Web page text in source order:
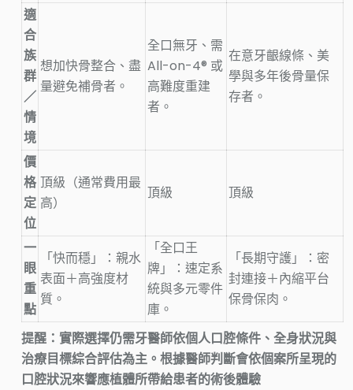
提醒：實際選擇仍需牙醫師依個人口腔條件、全身狀況與
治療目標綜合評估為主。根據醫師判斷會依個案所呈現的
口腔狀況來響應植體所帶給患者的術後體驗
適
合
族
群
／
情
境
想加快骨整合、盡
量避免補骨者。
全口無牙、需
All-on-4® 或
高難度重建
者。
在意牙齦線條、美
學與多年後骨量保
存者。
價
格
定
位
頂級（通常費用最
高）
頂級 頂級
一
眼
重
點
「快而穩」：親水
表面＋高強度材
質。
「全口王
牌」：速定系
統與多元零件
庫。
「長期守護」：密
封連接＋內縮平台
保骨保肉。